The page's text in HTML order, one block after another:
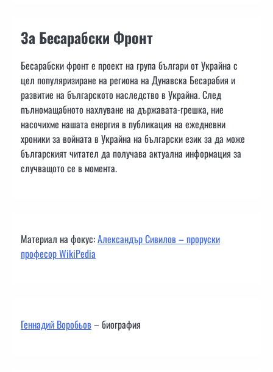
За Бесарабски Фронт
Бесарабски фронт е проект на група българи от Украйна с
цел популяризиране на региона на Дунавска Бесарабия и
развитие на българското наследство в Украйна. След
пълномащабното нахлуване на държавата-грешка, ние
насочихме нашата енергия в публикация на ежедневни
хроники за войната в Украйна на български език за да може
българският читател да получава актуална информация за
случващото се в момента.
Материал на фокус:Александър Сивилов – проруски
професор WikiPedia
Геннадий Воробьов– биография